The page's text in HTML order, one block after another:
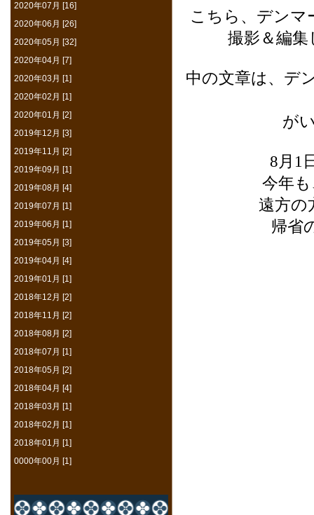
こちら、デンマ
撮影＆編
中の文章は、デ
が
8月1
今年
遠方の
帰省
2020年07月 [16]
2020年06月 [26]
2020年05月 [32]
2020年04月 [7]
2020年03月 [1]
2020年02月 [1]
2020年01月 [2]
2019年12月 [3]
2019年11月 [2]
2019年09月 [1]
2019年08月 [4]
2019年07月 [1]
2019年06月 [1]
2019年05月 [3]
2019年04月 [4]
2019年01月 [1]
2018年12月 [2]
2018年11月 [2]
2018年08月 [2]
2018年07月 [1]
2018年05月 [2]
2018年04月 [4]
2018年03月 [1]
2018年02月 [1]
2018年01月 [1]
0000年00月 [1]